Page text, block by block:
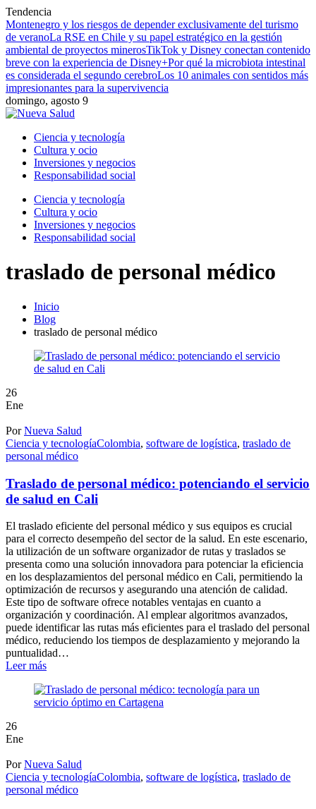
Tendencia
Montenegro y los riesgos de depender exclusivamente del turismo
de veranoLa RSE en Chile y su papel estratégico en la gestión
ambiental de proyectos minerosTikTok y Disney conectan contenido
breve con la experiencia de Disney+Por qué la microbiota intestinal
es considerada el segundo cerebroLos 10 animales con sentidos más
impresionantes para la supervivencia
domingo, agosto 9
Ciencia y tecnología
Cultura y ocio
Inversiones y negocios
Responsabilidad social
Ciencia y tecnología
Cultura y ocio
Inversiones y negocios
Responsabilidad social
traslado de personal médico
Inicio
Blog
traslado de personal médico
26
Ene
PorNueva Salud
Ciencia y tecnologíaColombia, software de logística, traslado de
personal médico
Traslado de personal médico: potenciando el servicio
de salud en Cali
El traslado eficiente del personal médico y sus equipos es crucial
para el correcto desempeño del sector de la salud. En este escenario,
la utilización de un software organizador de rutas y traslados se
presenta como una solución innovadora para potenciar la eficiencia
en los desplazamientos del personal médico en Cali, permitiendo la
optimización de recursos y asegurando una atención de calidad.
Este tipo de software ofrece notables ventajas en cuanto a
organización y coordinación. Al emplear algoritmos avanzados,
puede identificar las rutas más eficientes para el traslado del personal
médico, reduciendo los tiempos de desplazamiento y mejorando la
puntualidad…
Leer más
26
Ene
PorNueva Salud
Ciencia y tecnologíaColombia, software de logística, traslado de
personal médico